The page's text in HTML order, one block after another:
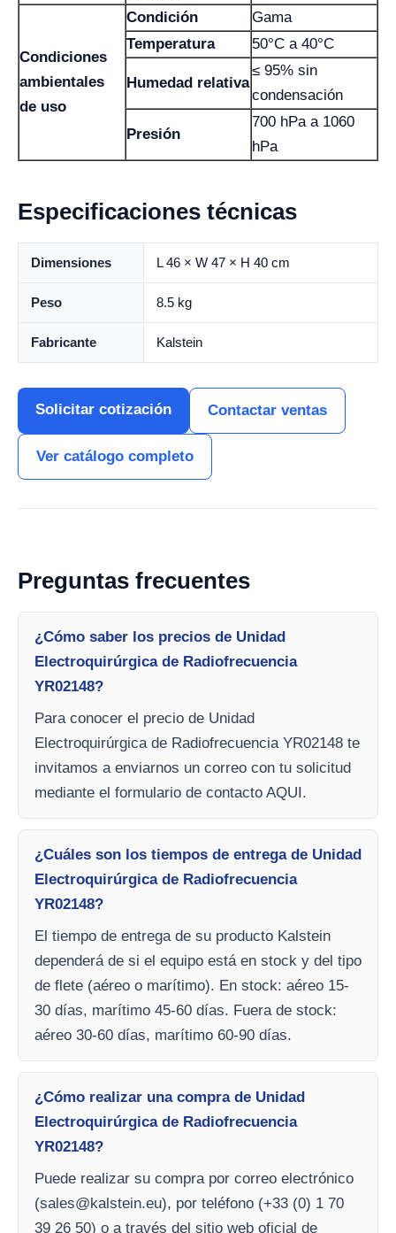
Condiciones
ambientales
de uso
Condición
Gama
Temperatura
50°C a 40°C
Humedad relativa
≤ 95% sin
condensación
Presión
700 hPa a 1060
hPa
Especificaciones técnicas
Dimensiones L 46 × W 47 × H 40 cm
Peso 8.5 kg
Fabricante Kalstein
Solicitar cotización Contactar ventas
Ver catálogo completo
Preguntas frecuentes
¿Cómo saber los precios de Unidad
Electroquirúrgica de Radiofrecuencia
YR02148?
Para conocer el precio de Unidad
Electroquirúrgica de Radiofrecuencia YR02148 te
invitamos a enviarnos un correo con tu solicitud
mediante el formulario de contacto AQUI.
¿Cuáles son los tiempos de entrega de Unidad
Electroquirúrgica de Radiofrecuencia
YR02148?
El tiempo de entrega de su producto Kalstein
dependerá de si el equipo está en stock y del tipo
de flete (aéreo o marítimo). En stock: aéreo 15-
30 días, marítimo 45-60 días. Fuera de stock:
aéreo 30-60 días, marítimo 60-90 días.
¿Cómo realizar una compra de Unidad
Electroquirúrgica de Radiofrecuencia
YR02148?
Puede realizar su compra por correo electrónico
(sales@kalstein.eu), por teléfono (+33 (0) 1 70
39 26 50) o a través del sitio web oficial de